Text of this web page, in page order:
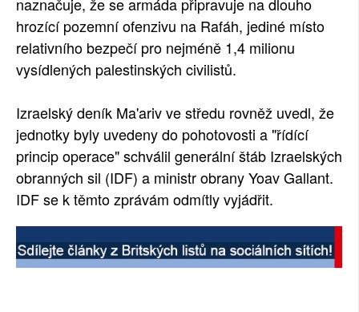
hrozící pozemní ofenzivu na Rafáh, jediné místo
relativního bezpečí pro nejméně 1,4 milionu
vysídlených palestinských civilistů.
Izraelský deník Ma'ariv ve středu rovněž uvedl, že
jednotky byly uvedeny do pohotovosti a "řídící
princip operace" schválil generální štáb Izraelských
obranných sil (IDF) a ministr obrany Yoav Gallant.
IDF se k těmto zprávám odmítly vyjádřit.